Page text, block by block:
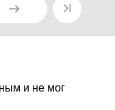
и не мог